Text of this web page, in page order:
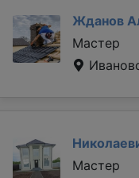
Жданов
Мастер
Мастер